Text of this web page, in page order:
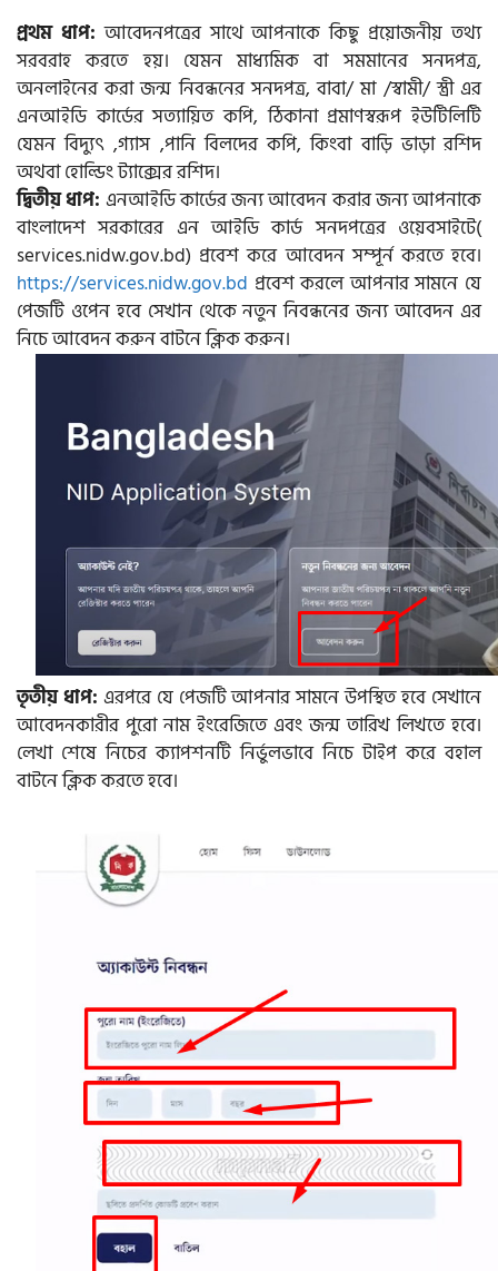
প্রথম ধাপ: আবেদনপত্রের সাথে আপনাকে কিছু প্রয়োজনীয় তথ্য
সরবরাহ করতে হয়। যেমন মাধ্যমিক বা সমমানের সনদপত্র,
অনলাইনের করা জন্ম নিবন্ধনের সনদপত্র, বাবা/ মা /স্বামী/ স্ত্রী এর
এনআইডি কার্ডের সত্যায়িত কপি, ঠিকানা প্রমাণস্বরূপ ইউটিলিটি
যেমন বিদ্যুৎ ,গ্যাস ,পানি বিলদের কপি, কিংবা বাড়ি ভাড়া রশিদ
অথবা হোল্ডিং ট্যাক্সের রশিদ।
দ্বিতীয় ধাপ: এনআইডি কার্ডের জন্য আবেদন করার জন্য আপনাকে
বাংলাদেশ সরকারের এন আইডি কার্ড সনদপত্রের ওয়েবসাইটে(
services.nidw.gov.bd) প্রবেশ করে আবেদন সম্পূর্ন করতে হবে।
https://services.nidw.gov.bd প্রবেশ করলে আপনার সামনে যে
পেজটি ওপেন হবে সেখান থেকে নতুন নিবন্ধনের জন্য আবেদন এর
নিচে আবেদন করুন বাটনে ক্লিক করুন।
তৃতীয় ধাপ: এরপরে যে পেজটি আপনার সামনে উপস্থিত হবে সেখানে
আবেদনকারীর পুরো নাম ইংরেজিতে এবং জন্ম তারিখ লিখতে হবে।
লেখা শেষে নিচের ক্যাপশনটি নির্ভুলভাবে নিচে টাইপ করে বহাল
বাটনে ক্লিক করতে হবে।